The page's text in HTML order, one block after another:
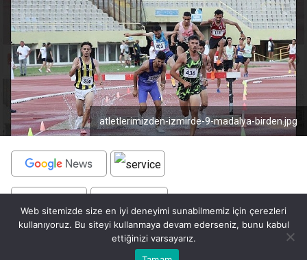
atletlerimizden-izmirde-9-madalya-birden.jpg
Konya Büyükşehir Belediyespor Atletizm Takımı,
İzmir’de düzenlenen Yeşilay U23 ve Büyükler
Bu web sitesinde en iyi deneyimi yaşamanızı sağlamak için
Web sitemizde size en iyi deneyimi sunabilmemiz için çerezleri
kullanıyoruz. Bu siteyi kullanmaya devam ederseniz, bunu kabul
ettiğinizi varsayarız.